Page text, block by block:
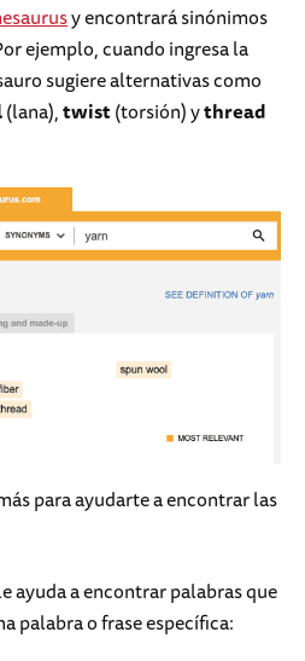
y encontrará sinónimos
ejemplo, cuando ingresa la
sugiere alternativas como
(lana),twist(torsión) ythread
para ayudarte a encontrar las
ayuda a encontrar palabras que
palabra o frase específica: